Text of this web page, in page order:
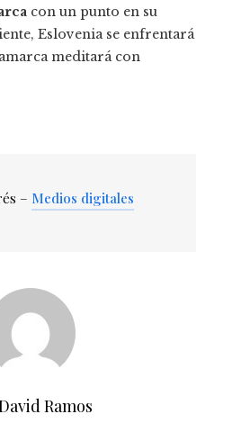
con un punto en su
Eslovenia se enfrentará
meditará con
– Medios digitales
Ramos